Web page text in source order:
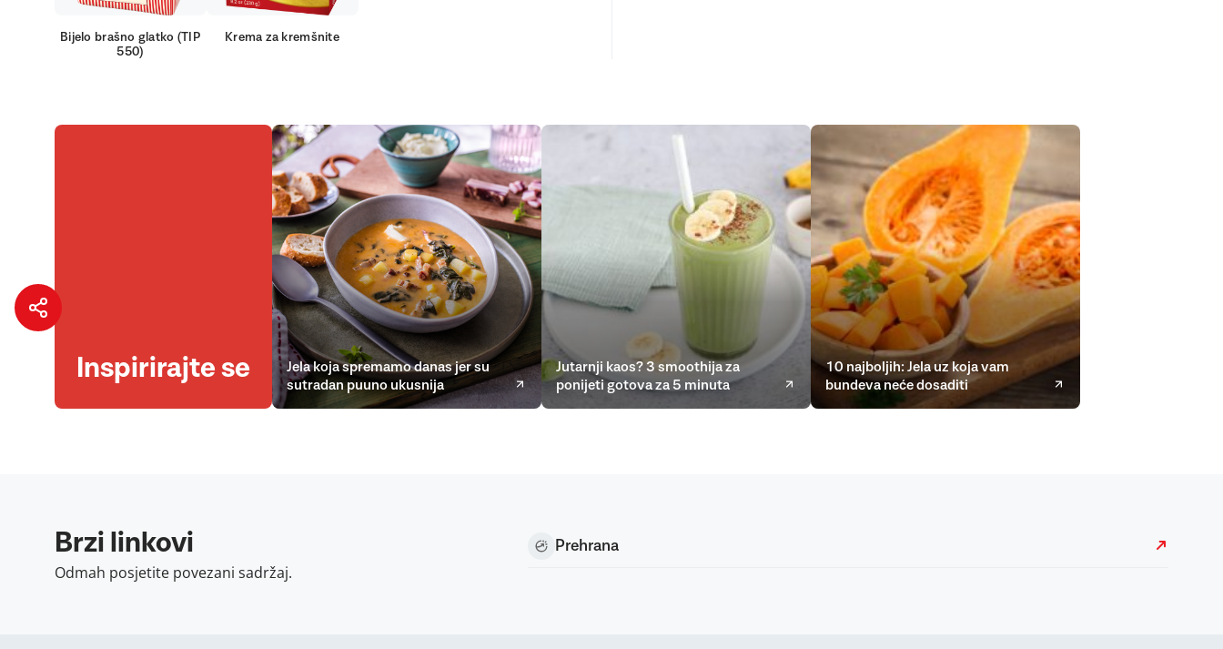
Bijelo brašno glatko (TIP
550)
Krema za kremšnite
Inspirirajte se
Jela koja spremamo danas jer su
sutradan puuno ukusnija
Jutarnji kaos? 3 smoothija za
ponijeti gotova za 5 minuta
10 najboljih: Jela uz koja vam
bundeva neće dosaditi
Brzi linkovi
Odmah posjetite povezani sadržaj.
Prehrana